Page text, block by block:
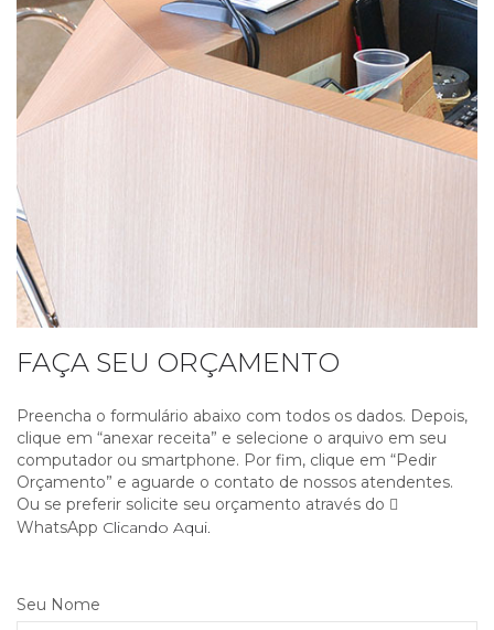
FAÇA SEU ORÇAMENTO
Preencha o formulário abaixo com todos os dados. Depois,
clique em “anexar receita” e selecione o arquivo em seu
computador ou smartphone. Por fim, clique em “Pedir
Orçamento” e aguarde o contato de nossos atendentes.
Ou se preferir solicite seu orçamento através do
WhatsApp Clicando Aqui.
Seu Nome